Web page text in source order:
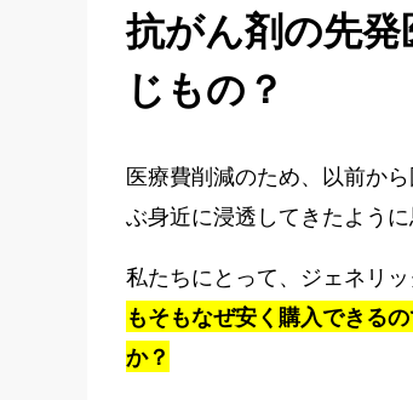
抗がん剤の先
じもの？
医療費削減のため、以前か
ぶ身近に浸透してきたように
私たちにとって、ジェネリ
もそもなぜ安く購入できる
か？